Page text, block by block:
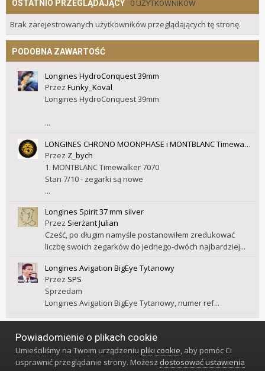
OSTATNIO PRZEGLĄDAJĄCY 0 UŻYTKOWNIKÓW
Brak zarejestrowanych użytkowników przeglądających tę stronę.
PODOBNA ZAWARTOŚĆ
Longines HydroConquest 39mm
Przez Funky_Koval
Longines HydroConquest 39mm
...
LONGINES CHRONO MOONPHASE i MONTBLANC Timewalker 7070
Przez Z_bych
1. MONTBLANC Timewalker 7070
Stan 7/10 - zegarki są nowe
...
Longines Spirit 37 mm silver
Przez Sierżant Julian
Cześć, po długim namyśle postanowiłem zredukować
liczbę swoich zegarków do jednego-dwóch najbardziej...
Longines Avigation BigEye Tytanowy
Przez SPS
Sprzedam
Longines Avigation BigEye Tytanowy, numer ref...
Język Styl Polityka prywatności
Klub Miłośników Zegarów i Zegarków
Powered by Invision Community
Powiadomienie o plikach cookie
Umieściliśmy na Twoim urządzeniupliki cookie, aby pomóc Ci
usprawnić przeglądanie strony. Możesz dostosować ustawienia